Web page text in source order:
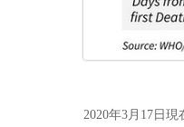
2020年3月17日